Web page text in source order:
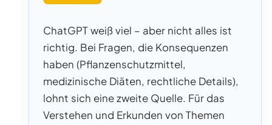
ChatGPT weiß viel – aber nicht alles ist
richtig. Bei Fragen, die Konsequenzen
haben (Pflanzenschutzmittel,
medizinische Diäten, rechtliche Details),
lohnt sich eine zweite Quelle. Für das
Verstehen und Erkunden von Themen